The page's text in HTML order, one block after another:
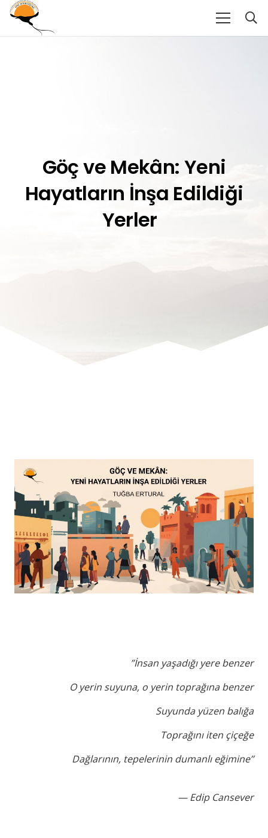
Göç ve Mekân: Yeni
Hayatların İnşa Edildiği
Yerler
”İnsan yaşadığı yere benzer
O yerin suyuna, o yerin toprağına benzer
Suyunda yüzen balığa
Toprağını iten çiçeğe
Dağlarının, tepelerinin dumanlı eğimine’’
— Edip Cansever